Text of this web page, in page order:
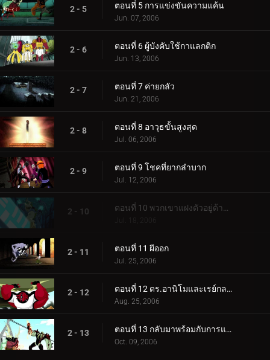
2 - 5 ตอนที่ 5 การแข่งขันความแค้น
Jun. 07, 2006
2 - 6 ตอนที่ 6 ผู้บังคับใช้กาแลกติก
Jun. 13, 2006
2 - 7 ตอนที่ 7 ค่ายกลัว
Jun. 21, 2006
2 - 8 ตอนที่ 8 อาวุธขั้นสูงสุด
Jul. 06, 2006
2 - 9 ตอนที่ 9 โชคที่ยากลำบาก
Jul. 12, 2006
2 - 10
Jul. 18, 2006
2 - 11 ตอนที่ 11 ผีออก
Jul. 25, 2006
2 - 12 ตอนที่ 12 ดร.อานิโมและเรย์กลายพันธุ์
Aug. 25, 2006
2 - 13 ตอนที่ 13 กลับมาพร้อมกับการแก้แค้น
Oct. 09, 2006